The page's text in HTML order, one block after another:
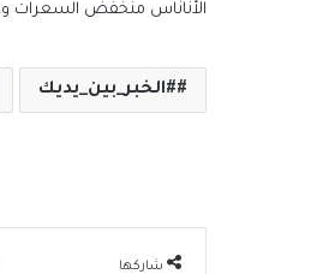
الأناناس منخفض السعرات
#الخبر_بين_يديك
شاركها